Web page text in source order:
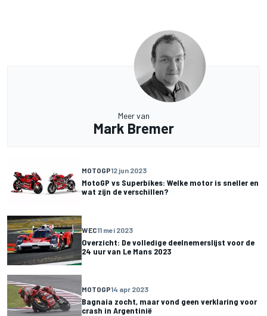
Meer van
Mark Bremer
MOTOGP12 jun 2023
MotoGP vs Superbikes: Welke motor is sneller en
wat zijn de verschillen?
WEC11 mei 2023
Overzicht: De volledige deelnemerslijst voor de
24 uur van Le Mans 2023
MOTOGP14 apr 2023
Bagnaia zocht, maar vond geen verklaring voor
crash in Argentinië